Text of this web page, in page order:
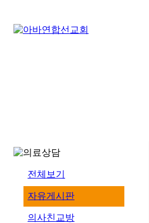
전체보기
자유게시판
의사친교방